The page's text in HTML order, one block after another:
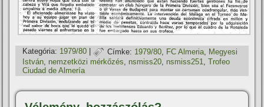
Kategória: 1979/80 | Címke: 1979/80 FC Almeria Megyesi
István, nemzetközi mérkőzés, nsmiss20, nsmiss251,Trofeo
Ciudad de Almerí­a